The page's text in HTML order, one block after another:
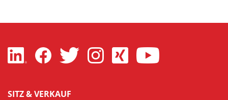
SITZ & VERKAUF